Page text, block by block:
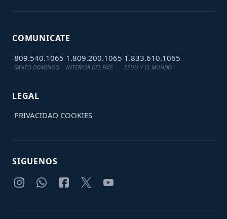
COMUNICATE
809.540.1065
SANTO DOMINGO
1.809.200.1065
INTERIOR DEL PAÍS
1.833.610.1065
EEUU Y EL MUNDO
LEGAL
PRIVACIDAD COOKIES
SIGUENOS